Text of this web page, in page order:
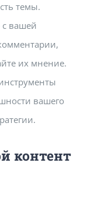
темы.
с вашей
их мнение.
вашего
контент